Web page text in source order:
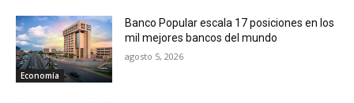
Economía
Banco Popular escala 17 posiciones en los
mil mejores bancos del mundo
agosto 5, 2026